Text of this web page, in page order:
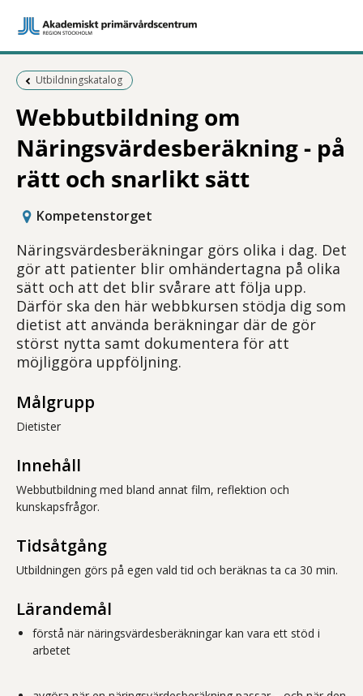
Föregående sida:
Utbildningskatalog
Webbutbildning om
Näringsvärdesberäkning - på
rätt och snarlikt sätt
Kompetenstorget
Näringsvärdesberäkningar görs olika i dag. Det
gör att patienter blir omhändertagna på olika
sätt och att det blir svårare att följa upp.
Därför ska den här webbkursen stödja dig som
dietist att använda beräkningar där de gör
störst nytta samt dokumentera för att
möjliggöra uppföljning.
Målgrupp
Dietister
Innehåll
Webbutbildning med bland annat film, reflektion och
kunskapsfrågor.
Tidsåtgång
Utbildningen görs på egen vald tid och beräknas ta ca 30 min.
Lärandemål
förstå när näringsvärdesberäkningar kan vara ett stöd i
arbetet